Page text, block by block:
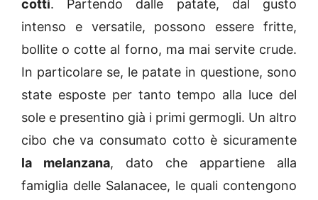
cotti. Partendo dalle patate, dal gusto
intenso e versatile, possono essere fritte,
bollite o cotte al forno, ma mai servite crude.
In particolare se, le patate in questione, sono
state esposte per tanto tempo alla luce del
sole e presentino già i primi germogli. Un altro
cibo che va consumato cotto è sicuramente
la melanzana, dato che appartiene alla
famiglia delle Salanacee, le quali contengono